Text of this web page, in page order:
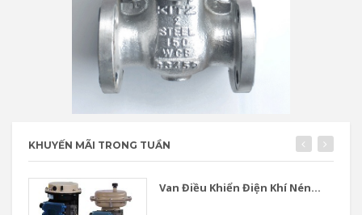
KHUYẾN MÃI TRONG TUẦN
Van Điều Khiển Điện Khí Nén...